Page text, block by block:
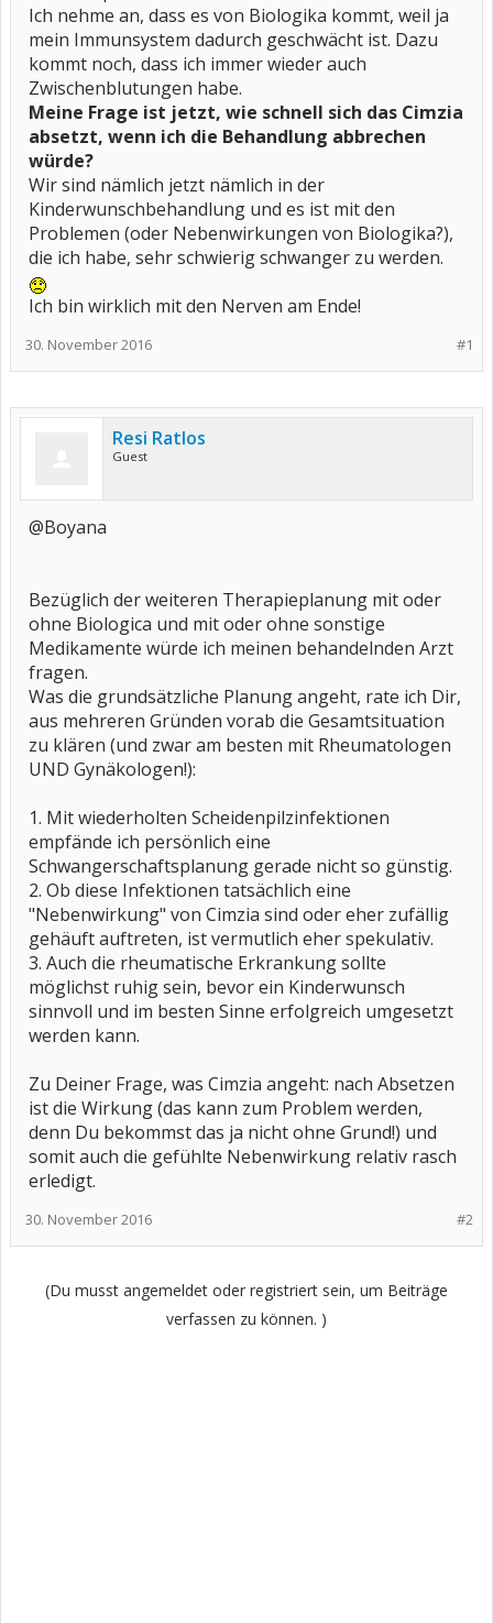
Ich nehme an, dass es von Biologika kommt, weil ja
mein Immunsystem dadurch geschwächt ist. Dazu
kommt noch, dass ich immer wieder auch
Zwischenblutungen habe.
Meine Frage ist jetzt, wie schnell sich das Cimzia
absetzt, wenn ich die Behandlung abbrechen
würde?
Wir sind nämlich jetzt nämlich in der
Kinderwunschbehandlung und es ist mit den
Problemen (oder Nebenwirkungen von Biologika?),
die ich habe, sehr schwierig schwanger zu werden.
Ich bin wirklich mit den Nerven am Ende!
#1
30. November 2016
Resi Ratlos
Guest
@Boyana
Bezüglich der weiteren Therapieplanung mit oder
ohne Biologica und mit oder ohne sonstige
Medikamente würde ich meinen behandelnden Arzt
fragen.
Was die grundsätzliche Planung angeht, rate ich Dir,
aus mehreren Gründen vorab die Gesamtsituation
zu klären (und zwar am besten mit Rheumatologen
UND Gynäkologen!):
1. Mit wiederholten Scheidenpilzinfektionen
empfände ich persönlich eine
Schwangerschaftsplanung gerade nicht so günstig.
2. Ob diese Infektionen tatsächlich eine
"Nebenwirkung" von Cimzia sind oder eher zufällig
gehäuft auftreten, ist vermutlich eher spekulativ.
3. Auch die rheumatische Erkrankung sollte
möglichst ruhig sein, bevor ein Kinderwunsch
sinnvoll und im besten Sinne erfolgreich umgesetzt
werden kann.
Zu Deiner Frage, was Cimzia angeht: nach Absetzen
ist die Wirkung (das kann zum Problem werden,
denn Du bekommst das ja nicht ohne Grund!) und
somit auch die gefühlte Nebenwirkung relativ rasch
erledigt.
#2
30. November 2016
(Du musst angemeldet oder registriert sein, um Beiträge
verfassen zu können. )